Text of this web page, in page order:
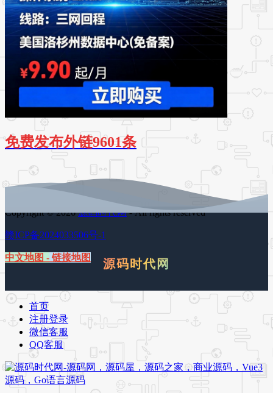
免费发布外链9601条
Copyright © 2026源码时代网- All rights reserved
赣ICP备2024033506号-1
中文地图 - 链接地图 源码时代网
首页
注册登录
微信客服
QQ客服